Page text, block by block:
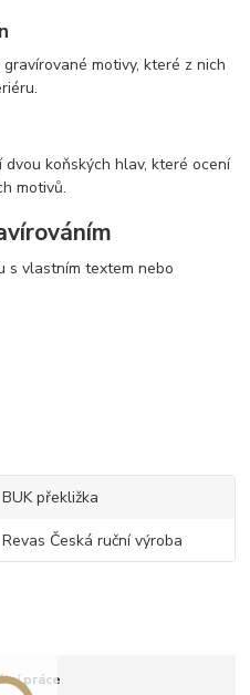
motivy, které z nich
koňských hlav, které ocení
motivů.
s vlastním textem nebo
BUK překližka
Revas Česká ruční výroba
práce